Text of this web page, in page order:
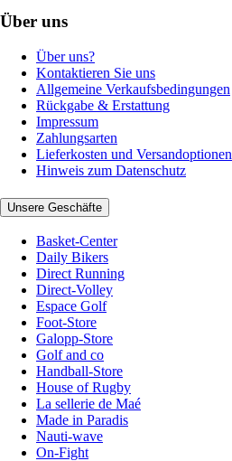
Über uns
Über uns?
Kontaktieren Sie uns
Allgemeine Verkaufsbedingungen
Rückgabe & Erstattung
Impressum
Zahlungsarten
Lieferkosten und Versandoptionen
Hinweis zum Datenschutz
Unsere Geschäfte
Basket-Center
Daily Bikers
Direct Running
Direct-Volley
Espace Golf
Foot-Store
Galopp-Store
Golf and co
Handball-Store
House of Rugby
La sellerie de Maé
Made in Paradis
Nauti-wave
On-Fight